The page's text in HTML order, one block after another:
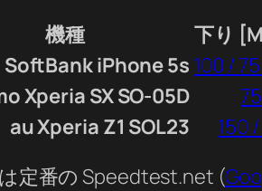
機種
下り
SoftBank iPhone 5s 100 /
Xperia SX SO-05D
75
au Xperia Z1 SOL23
150
定番の Speedtest.net (